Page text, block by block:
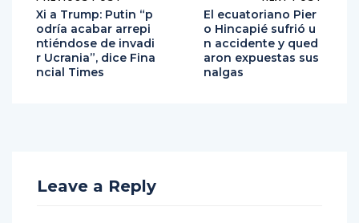
Xi a Trump: Putin “p
odría acabar arrepi
ntiéndose de invadi
r Ucrania”, dice Fina
ncial Times
El ecuatoriano Pier
o Hincapié sufrió u
n accidente y qued
aron expuestas sus
nalgas
Leave a Reply